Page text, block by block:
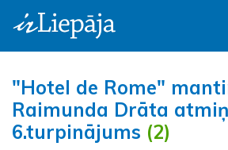
"Hotel de Rome"
Raimunda Drāta
6.turpinājums (2)